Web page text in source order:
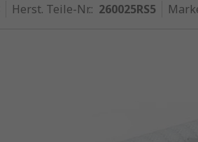
Herst. Teile-Nr.: 260025RS5